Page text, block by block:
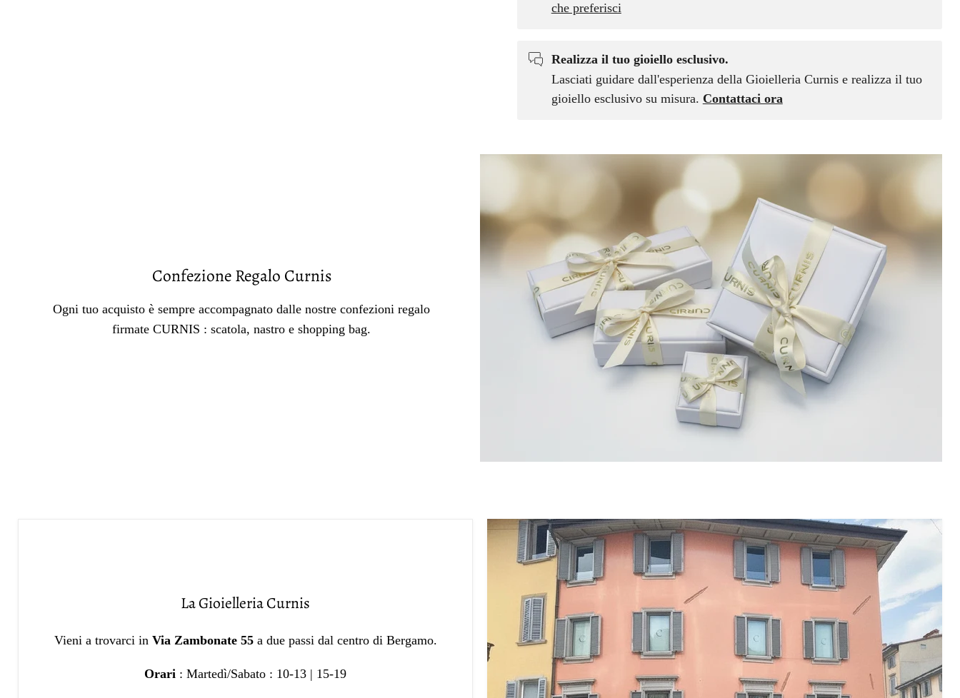
che preferisci
Realizza il tuo gioiello esclusivo.
Lasciati guidare dall'esperienza della Gioielleria Curnis e realizza il tuo
gioiello esclusivo su misura. Contattaci ora
Confezione Regalo Curnis
Ogni tuo acquisto è sempre accompagnato dalle nostre confezioni regalo
firmate CURNIS : scatola, nastro e shopping bag.
La Gioielleria Curnis
Vieni a trovarci in Via Zambonate 55 a due passi dal centro di Bergamo.
Orari : Martedì/Sabato : 10-13 | 15-19